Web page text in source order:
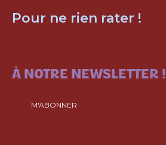
Pour ne rien rater !
À NOTRE NEWSLETTER !
M'ABONNER